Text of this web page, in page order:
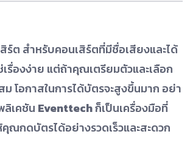
ร์ต สำหรับคอนเสิร์ตที่มีชื่อเสียงและได้
รื่องง่าย แต่ถ้าคุณเตรียมตัวและเลือก
ม โอกาสในการได้บัตรจะสูงขึ้นมาก อย่า
ลิเคชัน Eventtechก็เป็นเครื่องมือที่
ณกดบัตรได้อย่างรวดเร็วและสะดวก